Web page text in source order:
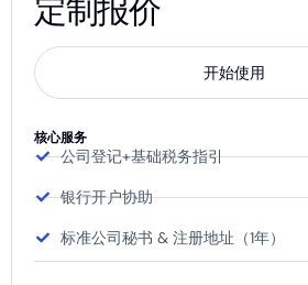
定制报价
开始使用
核心服务
公司登记+基础税务指引
银行开户协助
标准公司秘书 & 注册地址（1年）